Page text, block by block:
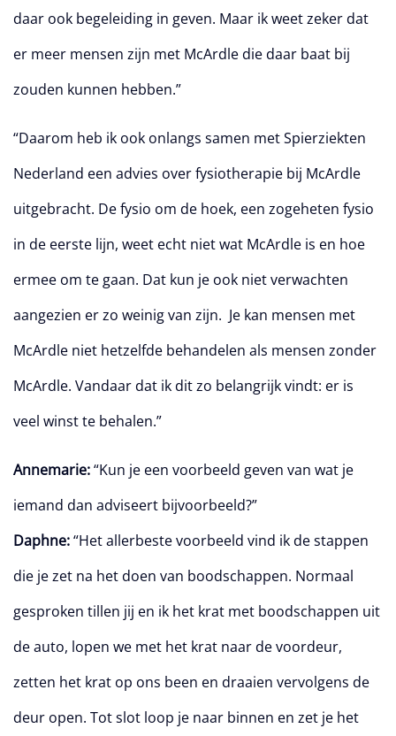
daar ook begeleiding in geven. Maar ik weet zeker dat
er meer mensen zijn met McArdle die daar baat bij
zouden kunnen hebben.”
“Daarom heb ik ook onlangs samen met Spierziekten
Nederland een advies over fysiotherapie bij McArdle
uitgebracht. De fysio om de hoek, een zogeheten fysio
in de eerste lijn, weet echt niet wat McArdle is en hoe
ermee om te gaan. Dat kun je ook niet verwachten
aangezien er zo weinig van zijn. Je kan mensen met
McArdle niet hetzelfde behandelen als mensen zonder
McArdle. Vandaar dat ik dit zo belangrijk vindt: er is
veel winst te behalen.”
Annemarie:“Kun je een voorbeeld geven van wat je
iemand dan adviseert bijvoorbeeld?”
Daphne:“Het allerbeste voorbeeld vind ik de stappen
die je zet na het doen van boodschappen. Normaal
gesproken tillen jij en ik het krat met boodschappen uit
de auto, lopen we met het krat naar de voordeur,
zetten het krat op ons been en draaien vervolgens de
deur open. Tot slot loop je naar binnen en zet je het